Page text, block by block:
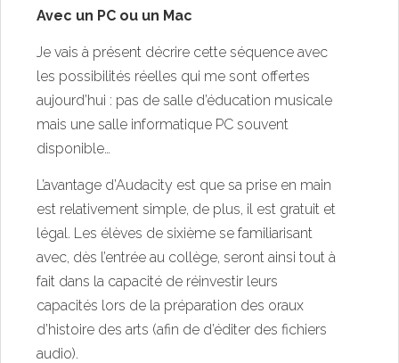
Avec un PC ou un Mac
Je vais à présent décrire cette séquence avec
les possibilités réelles qui me sont offertes
aujourd’hui : pas de salle d’éducation musicale
mais une salle informatique PC souvent
disponible…
L’avantage d’Audacity est que sa prise en main
est relativement simple, de plus, il est gratuit et
légal. Les élèves de sixième se familiarisant
avec, dès l’entrée au collège, seront ainsi tout à
fait dans la capacité de réinvestir leurs
capacités lors de la préparation des oraux
d’histoire des arts (afin de d’éditer des fichiers
audio).